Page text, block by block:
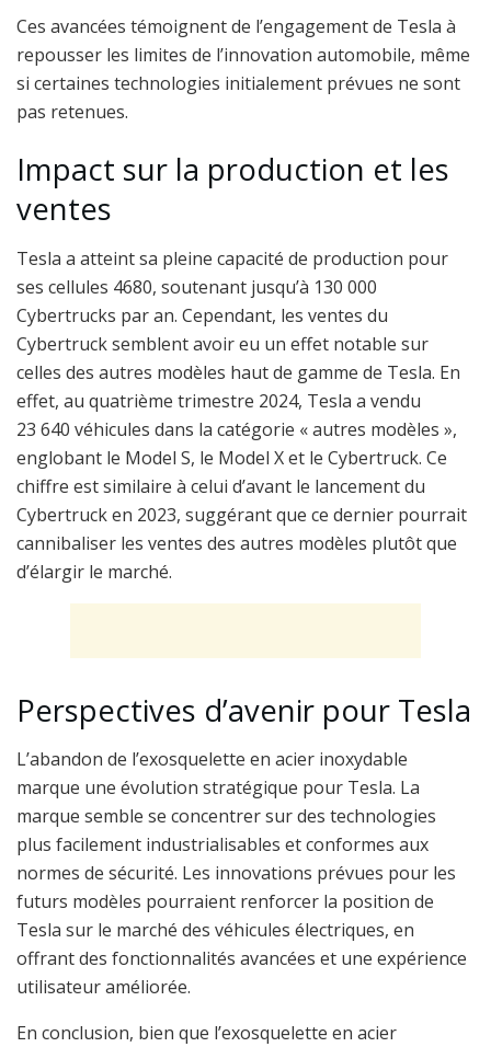
Ces avancées témoignent de l’engagement de Tesla à
repousser les limites de l’innovation automobile, même
si certaines technologies initialement prévues ne sont
pas retenues.
Impact sur la production et les
ventes
Tesla a atteint sa pleine capacité de production pour
ses cellules 4680, soutenant jusqu’à 130 000
Cybertrucks par an. Cependant, les ventes du
Cybertruck semblent avoir eu un effet notable sur
celles des autres modèles haut de gamme de Tesla. En
effet, au quatrième trimestre 2024, Tesla a vendu
23 640 véhicules dans la catégorie « autres modèles »,
englobant le Model S, le Model X et le Cybertruck. Ce
chiffre est similaire à celui d’avant le lancement du
Cybertruck en 2023, suggérant que ce dernier pourrait
cannibaliser les ventes des autres modèles plutôt que
d’élargir le marché.
Perspectives d’avenir pour Tesla
L’abandon de l’exosquelette en acier inoxydable
marque une évolution stratégique pour Tesla. La
marque semble se concentrer sur des technologies
plus facilement industrialisables et conformes aux
normes de sécurité. Les innovations prévues pour les
futurs modèles pourraient renforcer la position de
Tesla sur le marché des véhicules électriques, en
offrant des fonctionnalités avancées et une expérience
utilisateur améliorée.
En conclusion, bien que l’exosquelette en acier